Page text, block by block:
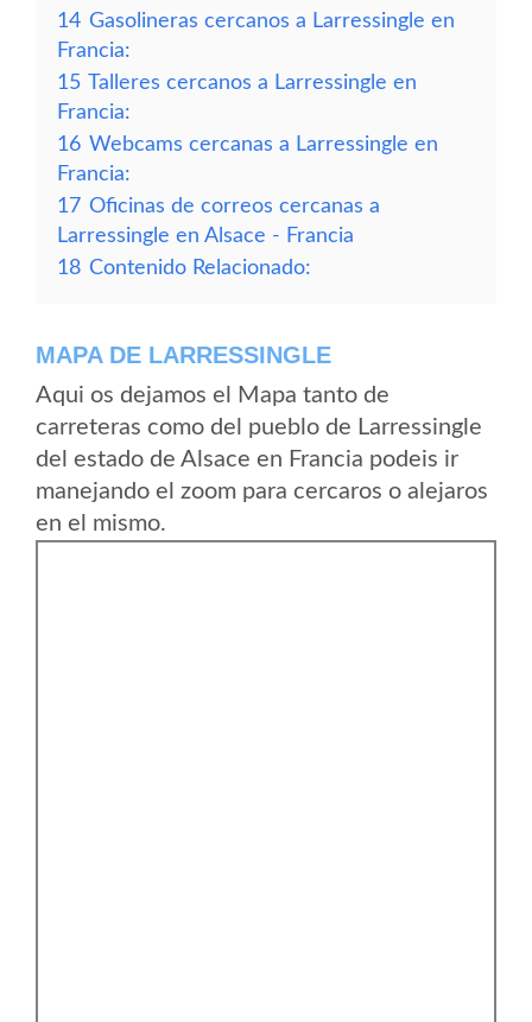
14 Gasolineras cercanos a Larressingle en
Francia:
15 Talleres cercanos a Larressingle en
Francia:
16 Webcams cercanas a Larressingle en
Francia:
17 Oficinas de correos cercanas a
Larressingle en Alsace - Francia
18 Contenido Relacionado:
MAPA DE LARRESSINGLE
Aqui os dejamos el Mapa tanto de
carreteras como del pueblo de Larressingle
del estado de Alsace en Francia podeis ir
manejando el zoom para cercaros o alejaros
en el mismo.